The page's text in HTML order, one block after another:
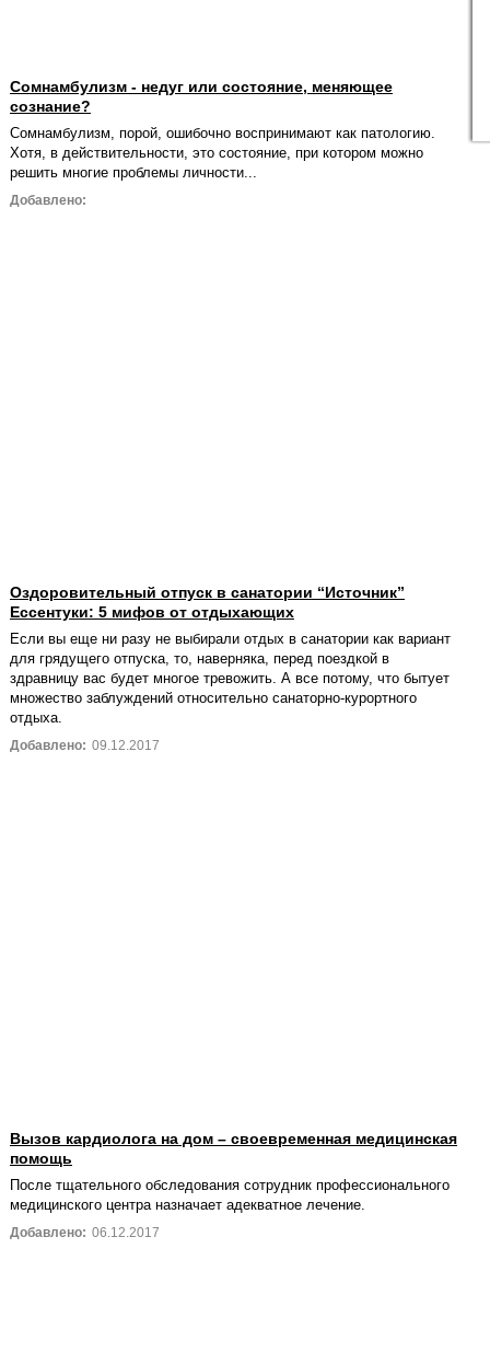
Сомнамбулизм - недуг или состояние, меняющее
сознание?
Сомнамбулизм, порой, ошибочно воспринимают как патологию.
Хотя, в действительности, это состояние, при котором можно
решить многие проблемы личности...
Добавлено:
Оздоровительный отпуск в санатории “Источник”
Ессентуки: 5 мифов от отдыхающих
Если вы еще ни разу не выбирали отдых в санатории как вариант
для грядущего отпуска, то, наверняка, перед поездкой в
здравницу вас будет многое тревожить. А все потому, что бытует
множество заблуждений относительно санаторно-курортного
отдыха.
Добавлено: 09.12.2017
Вызов кардиолога на дом – своевременная медицинская
помощь
После тщательного обследования сотрудник профессионального
медицинского центра назначает адекватное лечение.
Добавлено: 06.12.2017